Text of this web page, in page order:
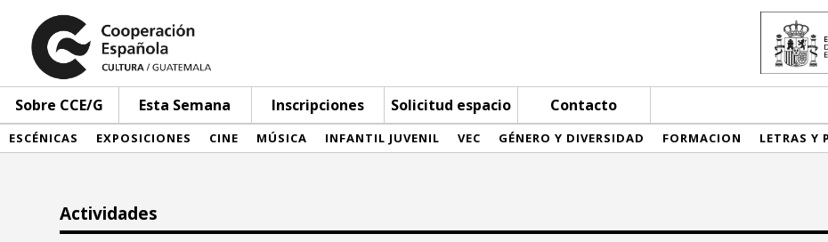
Sobre CCE/G Esta Semana Inscripciones Solicitud espacio Contacto
ESCÉNICAS EXPOSICIONES CINE MÚSICA INFANTIL JUVENIL VEC GÉNERO Y DIVERSIDAD FORMACION LETRAS Y
Actividades